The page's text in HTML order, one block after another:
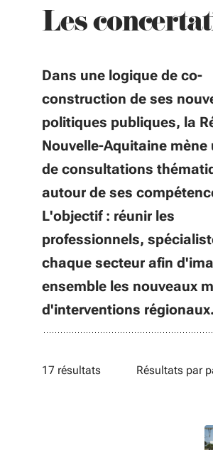
Les
Dans une logique de co-
construction de ses
politiques publiques, la
Nouvelle-Aquitaine mène
de consultations
autour de ses
L'objectif : réunir les
professionnels,
chaque secteur afin
ensemble les nouveaux
d'interventions régionaux.
17 résultats Résultats par